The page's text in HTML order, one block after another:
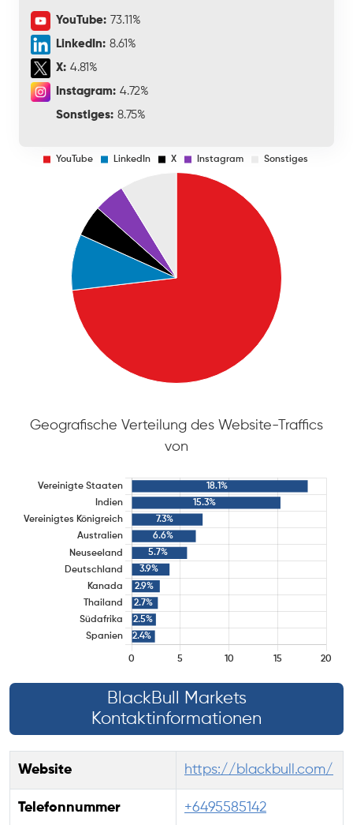
YouTube: 73.11%
LinkedIn: 8.61%
X: 4.81%
Instagram: 4.72%
Sonstiges: 8.75%
Geografische Verteilung des Website-Traffics
von
BlackBull Markets
Kontaktinformationen
Website https://blackbull.com/
Telefonnummer +6495585142